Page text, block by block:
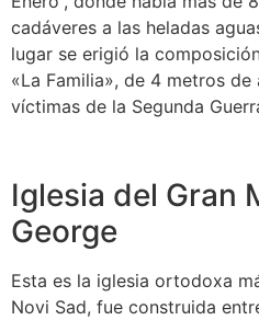
cadáveres a las heladas
lugar se erigió la
«La Familia», de 4 metros
víctimas de la Segunda
Iglesia del Gran
George
Esta es la iglesia ortodoxa
Novi Sad, fue construida